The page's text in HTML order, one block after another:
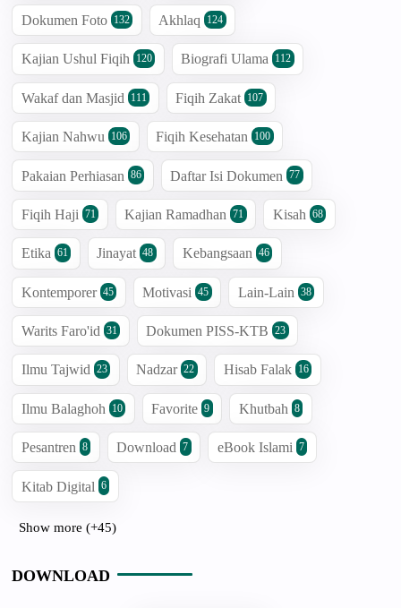
Dokumen Foto 132 Akhlaq 124
Kajian Ushul Fiqih 120 Biografi Ulama 112
Wakaf dan Masjid 111 Fiqih Zakat 107
Kajian Nahwu 106 Fiqih Kesehatan 100
Pakaian Perhiasan 86 Daftar Isi Dokumen 77
Fiqih Haji 71 Kajian Ramadhan 71 Kisah 68
Etika 61 Jinayat 48 Kebangsaan 46
Kontemporer 45 Motivasi 45 Lain-Lain 38
Warits Faro'id 31 Dokumen PISS-KTB 23
Ilmu Tajwid 23 Nadzar 22 Hisab Falak 16
Ilmu Balaghoh 10 Favorite 9 Khutbah 8
Pesantren 8 Download 7 eBook Islami 7
Kitab Digital 6
Show more (+45)
DOWNLOAD